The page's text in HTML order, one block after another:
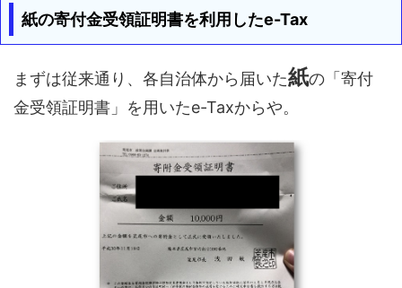
紙の寄付金受領証明書を利用したe-Tax
まずは従来通り、各自治体から届いた紙の「寄付
金受領証明書」を用いたe-Taxからや。